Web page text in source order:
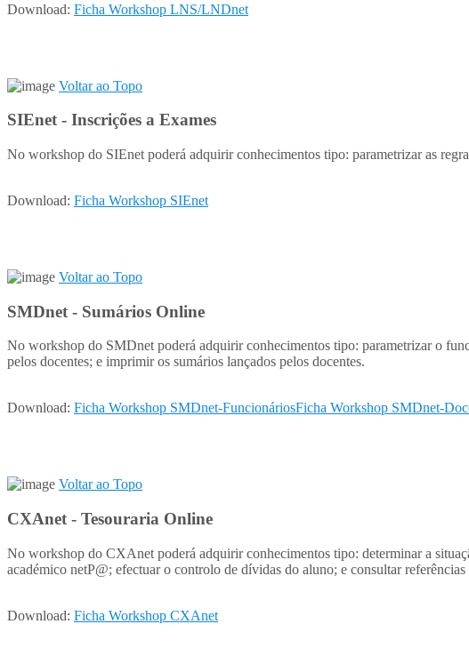
Download: Ficha Workshop LNS/LNDnet
Voltar ao Topo
SIEnet - Inscrições a Exames
No workshop do SIEnet poderá adquirir conhecimentos tipo: parametrizar as
Download: Ficha Workshop SIEnet
Voltar ao Topo
SMDnet - Sumários Online
No workshop do SMDnet poderá adquirir conhecimentos tipo: parametrizar o
pelos docentes; e imprimir os sumários lançados pelos docentes.
Download: Ficha Workshop SMDnet-FuncionáriosFicha Workshop SMDnet-
Voltar ao Topo
CXAnet - Tesouraria Online
No workshop do CXAnet poderá adquirir conhecimentos tipo: determinar a
académico netP@; efectuar o controlo de dívidas do aluno; e consultar
Download: Ficha Workshop CXAnet